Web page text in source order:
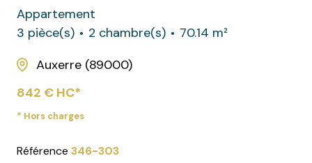
Appartement
3 pièce(s)
2 chambre(s)
70.14 m²
Auxerre (89000)
842 € HC*
* Hors charges
Référence 346-303